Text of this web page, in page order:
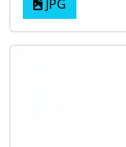
JPG